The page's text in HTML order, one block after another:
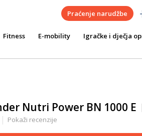
Praćenje narudžbe
Fitness E-mobility Igračke i dječja
Nutri Power BN 1000 E
Pokaži recenzije